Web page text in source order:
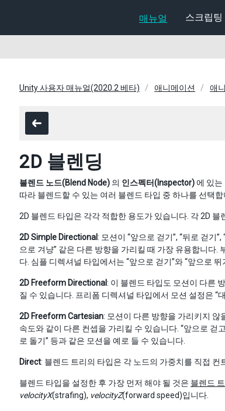
매뉴얼 스크립팅
Unity 사용자 매뉴얼(2020.2 베타) 애니메이션 애
2D 블렌딩
블렌드 노드(Blend Node) 의 인스펙터(Inspector)에 있는
따라 블렌드할 수 있는 여러 블렌드 타입 중 하나를 선택
2D 블렌드 타입은 각각 적합한 용도가 있습니다. 각 2D
2D Simple Directional: 모션이 “앞으로 걷기”, “뒤로 걷기
으로 겨냥” 같은 다른 방향을 가리킬 때 가장 유용합니다.
다. 심플 디렉셔널 타입에서는 “앞으로 걷기”와 “앞으로
2D Freeform Directional: 이 블렌드 타입도 모션이 다른
질 수 있습니다. 프리폼 디렉셔널 타입에서 모션 설정은 “
2D Freeform Cartesian: 모션이 다른 방향을 가리키지 않
속도와 같이 다른 컨셉을 가리킬 수 있습니다. “앞으로 걷
로 돌기” 등과 같은 모션을 예로 들 수 있습니다.
Direct: 블렌드 트리의 타입은 각 노드의 가중치를 직접
블렌드 타입을 설정한 후 가장 먼저 해야 될 것은 블렌드
velocityX(strafing), velocityZ(forward speed)입니다.